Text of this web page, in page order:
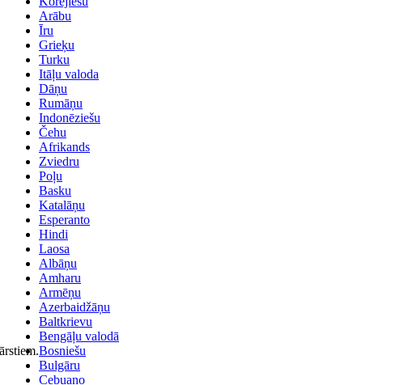
Arābu
Īru
Grieķu
Turku
Itāļu valoda
Dāņu
Rumāņu
Indonēziešu
Čehu
Afrikands
Zviedru
Poļu
Basku
Katalāņu
Esperanto
Hindi
Laosa
Albāņu
Amharu
Armēņu
Azerbaidžāņu
Baltkrievu
Bengāļu valodā
Bosniešu
Bulgāru
Cebuano